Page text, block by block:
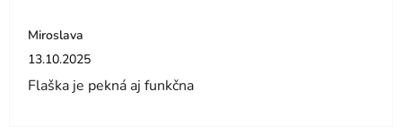
Miroslava
Hodnotenie obchodu je 5 z 5 hviezdičiek.
13.10.2025
Flaška je pekná aj funkčna